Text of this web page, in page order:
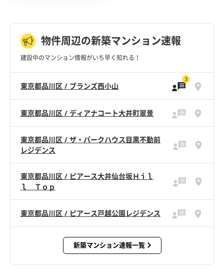
物件周辺の新築マンション速報
建設中のマンション情報がいち早く知れる！
東京都品川区 / ブランズ西小山
3
東京都品川区 / ディアナコート大井町翠景
東京都品川区 / ザ・パークハウス目黒不動前
レジデンス
東京都品川区 / ピアース大井仙台坂Ｈｉｌ
ｌ Ｔｏｐ
東京都品川区 / ピアース戸越公園レジデンス
新築マンション速報一覧